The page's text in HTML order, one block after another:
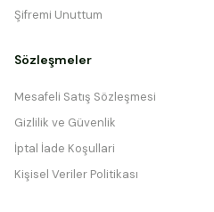
Şifremi Unuttum
Sözleşmeler
Mesafeli Satış Sözleşmesi
Gizlilik ve Güvenlik
İptal İade Koşullari
Kişisel Veriler Politikası